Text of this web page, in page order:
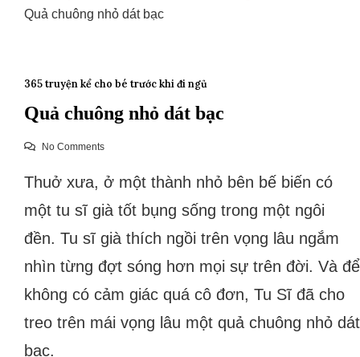
Quả chuông nhỏ dát bạc
365 truyện kể cho bé trước khi đi ngủ
Quả chuông nhỏ dát bạc
No Comments
Thuở xưa, ở một thành nhỏ bên bế biến có
một tu sĩ già tốt bụng sống trong một ngôi
đền. Tu sĩ già thích ngồi trên vọng lâu ngắm
nhìn từng đợt sóng hơn mọi sự trên đời. Và để
không có cảm giác quá cô đơn, Tu Sĩ đã cho
treo trên mái vọng lâu một quả chuông nhỏ dát
bạc.